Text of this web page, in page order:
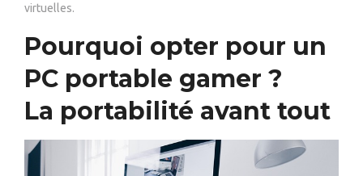
virtuelles.
Pourquoi opter pour un
PC portable gamer ?
La portabilité avant tout